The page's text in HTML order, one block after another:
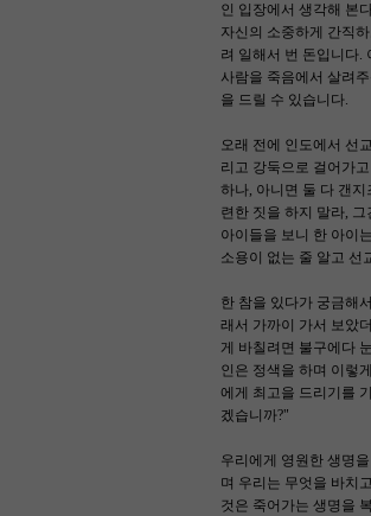
인 입장에서 생각해 본
자신의 소중하게 간직
려 일해서 번 돈입니다.
사람을 죽음에서 살려
을 드릴 수 있습니다.
오래 전에 인도에서 선
리고 강둑으로 걸어가
하나, 아니면 둘 다 갠
련한 짓을 하지 말라,
아이들을 보니 한 아이
소용이 없는 줄 알고 선
한 참을 있다가 궁금해
래서 가까이 가서 보았
게 바칠려면 불구에다
인은 정색을 하며 이렇
에게 최고을 드리기를
겠습니까?"
우리에게 영원한 생명
며 우리는 무엇을 바치
것은 죽어가는 생명을